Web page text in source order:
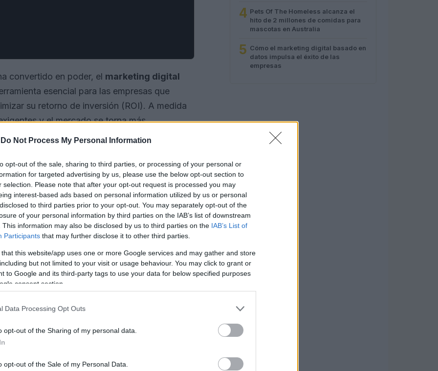
Do Not Process My Personal Information
opt-out of the sale, sharing to third parties, or processing of your personal or
for targeted advertising by us, please use the below opt-out section to
selection. Please note that after your opt-out request is processed you may
interest-based ads based on personal information utilized by us or personal
to third parties prior to your opt-out. You may separately opt-out of the
of your personal information by third parties on the IAB’s list of downstream
This information may also be disclosed by us to third parties on the IAB’s List of
Participants that may further disclose it to other third parties.
that this website/app uses one or more Google services and may gather and store
but not limited to your visit or usage behaviour. You may click to grant or
to Google and its third-party tags to use your data for below specified purposes
consent section.
Data Processing Opt Outs
opt-out of the Sharing of my personal data.
opt-out of the Sale of my Personal Data.
convertido en poder, el marketing digital
esencial para las empresas que
su retorno de inversión (ROI). A medida
y el mercado se torna más
datos permiten a las marcas comprender
y comportamientos. En este artículo,
en el marketing digital, la importancia de la
efectivas para mejorar tucustomer
4 Pets Of The Homeless alcanza el
hito de 2 millones de comidas para
mascotas en Australia
5 Cómo el marketing digital basado en
datos impulsa el éxito de las
empresas